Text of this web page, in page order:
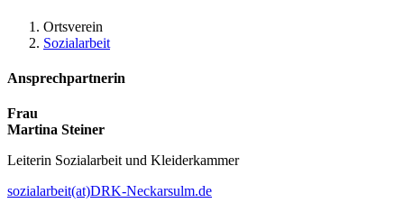
Ortsverein
Sozialarbeit
Ansprechpartnerin
Frau
Martina Steiner
Leiterin Sozialarbeit und Kleiderkammer
sozialarbeit(at)DRK-Neckarsulm.de